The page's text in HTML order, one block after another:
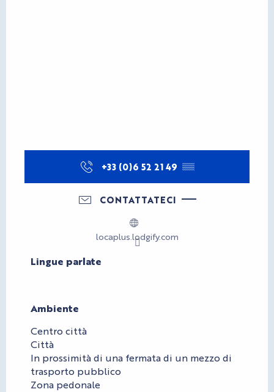
+33 (0)6 52 21 49 ▒▒
CONTATTATECI
locaplus.lodgify.com
Lingue parlate
Lingue parlate
Ambiente
Ambiente
Centro città
Città
In prossimità di una fermata di un mezzo di
trasporto pubblico
Zona pedonale